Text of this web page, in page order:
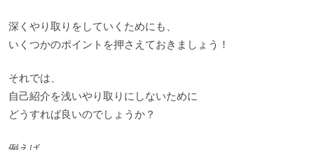
深くやり取りをしていくためにも、
いくつかのポイントを押さえておきましょう！
それでは、
自己紹介を浅いやり取りにしないために
どうすれば良いのでしょうか？